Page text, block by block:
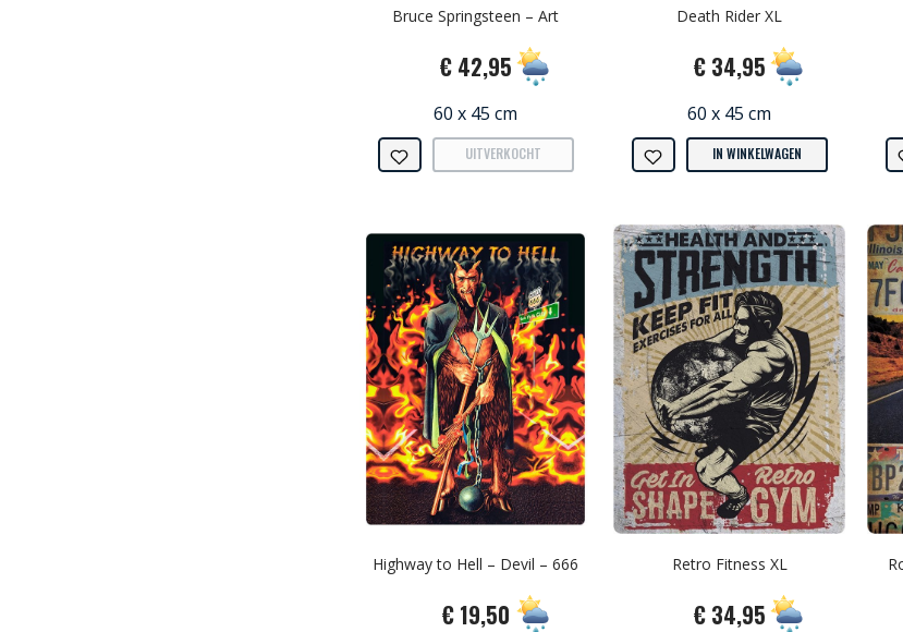
Bruce Springsteen – Art
€ 42,95
60 x 45 cm
UITVERKOCHT
Death Rider XL
€ 34,95
60 x 45 cm
IN WINKELWAGEN
Highway to Hell – Devil – 666
€ 19,50
Retro Fitness XL
€ 34,95